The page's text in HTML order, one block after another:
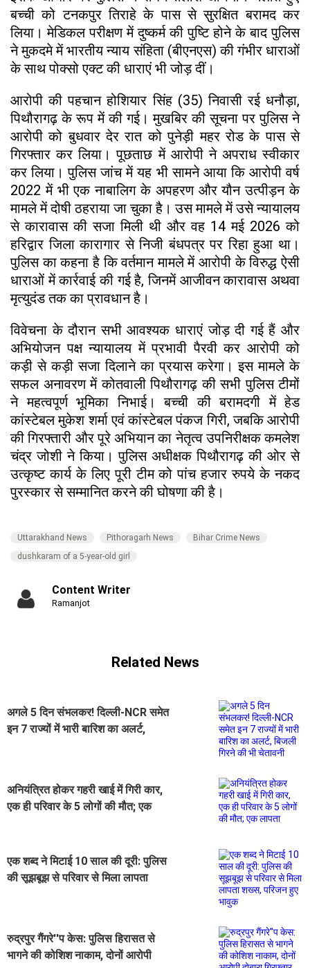
बच्ची को टनकपुर तिराहे के पास से सुरक्षित बरामद कर
लिया। मेडिकल परीक्षण में दुष्कर्म की पुष्टि होने के बाद पुलिस
ने मुकदमे में भारतीय न्याय संहिता (बीएनएस) की गंभीर धाराओं
के साथ पोक्सो एक्ट की धाराएं भी जोड़ दीं।
आरोपी की पहचान होशियार सिंह (35) निवासी रई धनौड़ा,
पिथौरागढ़ के रूप में की गई। मुखबिर की सूचना पर पुलिस ने
आरोपी को बुधवार देर रात को पुनेड़ी महर रोड के पास से
गिरफ्तार कर लिया। पूछताछ में आरोपी ने अपराध स्वीकार
कर लिया। पुलिस जांच में यह भी सामने आया कि आरोपी वर्ष
2022 में भी एक नाबालिग के अपहरण और यौन उत्पीड़न के
मामले में दोषी ठहराया जा चुका है। उस मामले में उसे न्यायालय
से कारावास की सजा मिली थी और वह 14 मई 2026 को
हरिद्वार जिला कारागार से निजी बंधपत्र पर रिहा हुआ था।
पुलिस का कहना है कि वर्तमान मामले में आरोपी के विरुद्ध ऐसी
धाराओं में कार्रवाई की गई है, जिनमें आजीवन कारावास अथवा
मृत्युदंड तक का प्रावधान है।
विवेचना के दौरान सभी आवश्यक धाराएं जोड़ दी गई हैं और
अभियोजन पक्ष न्यायालय में प्रभावी पैरवी कर आरोपी को
कड़ी से कड़ी सजा दिलाने का प्रयास करेगा। इस मामले के
सफल अनावरण में कोतवाली पिथौरागढ़ की सभी पुलिस टीमों
ने महत्वपूर्ण भूमिका निभाई। बच्ची की बरामदगी में हेड
कांस्टेबल मुकेश शर्मा एवं कांस्टेबल पंकज गिरी, जबकि आरोपी
की गिरफ्तारी और पूरे अभियान का नेतृत्व उपनिरीक्षक कमलेश
चंद्र जोशी ने किया। पुलिस अधीक्षक पिथौरागढ़ की ओर से
उत्कृष्ट कार्य के लिए पूरी टीम को पांच हजार रुपये के नकद
पुरस्कार से सम्मानित करने की घोषणा की है।
Uttarakhand News Pithoragarh News
Bihar Crime News
dushkaram of a 5-year-old girl
Content Writer
Ramanjot
Related News
अगले 5 दिन संभलकर! दिल्ली-NCR समेत
इन 7 राज्यों में भारी बारिश का अलर्ट,
अनियंत्रित होकर गहरी खाई में गिरी कार,
एक ही परिवार के 5 लोगों की मौत; एक
एक शब्द ने मिटाई 10 साल की दूरी: पुलिस
की सूझबूझ से परिवार से मिला लापता
रुद्रपुर गैंगरे''प केस: पुलिस हिरासत से
भागने की कोशिश नाकाम, दोनों आरोपी